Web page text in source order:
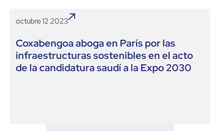
octubre 12 2023
Coxabengoa aboga en París por las
infraestructuras sostenibles en el acto
de la candidatura saudí a la Expo 2030